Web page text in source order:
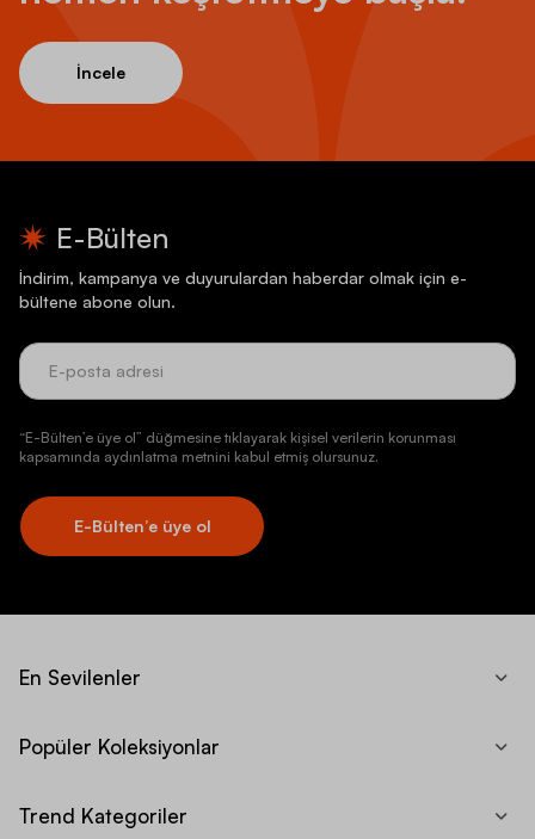
İncele
E-Bülten
İndirim, kampanya ve duyurulardan haberdar olmak için e-
bültene abone olun.
“E-Bülten’e üye ol” düğmesine tıklayarak kişisel verilerin korunması
kapsamında aydınlatma metnini kabul etmiş olursunuz.
E-Bülten’e üye ol
En Sevilenler
Popüler Koleksiyonlar
Trend Kategoriler